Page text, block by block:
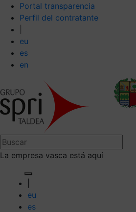
Portal transparencia
Perfil del contratante
eu
es
en
La empresa vasca está aquí
eu
es